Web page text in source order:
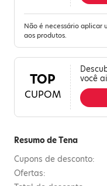
Não é necessário aplicar
aos produtos.
TOP
CUPOM
você
Resumo de Tena
Cupons de desconto:
Ofertas: